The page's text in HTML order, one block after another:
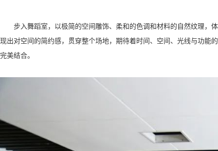
步入舞蹈室，以极简的空间雕饰、柔和的色调和材料的自然纹理，体
现出对空间的简约感，贯穿整个场地，期待着时间、空间、光线与功能的
完美结合。